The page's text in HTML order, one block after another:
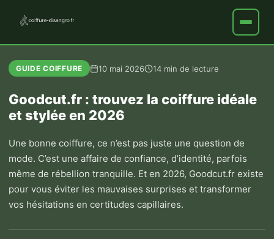
GUIDE COIFFURE 10 mai 2026 14 min de lecture
Goodcut.fr : trouvez la coiffure idéale
et stylée en 2026
Une bonne coiffure, ce n’est pas juste une question de
mode. C’est une affaire de confiance, d’identité, parfois
même de rébellion tranquille. Et en 2026, Goodcut.fr existe
pour vous éviter les mauvaises surprises et transformer
vos hésitations en certitudes capillaires.